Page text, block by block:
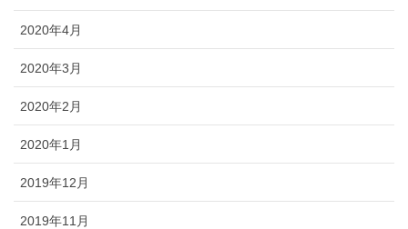
2020年4月
2020年3月
2020年2月
2020年1月
2019年12月
2019年11月